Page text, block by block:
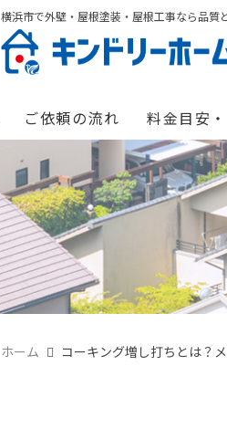
横浜市で外壁・屋根塗装・屋根工事なら品質
ご依頼の流れ 料金目安
ホーム コーキング増し打ちとは？